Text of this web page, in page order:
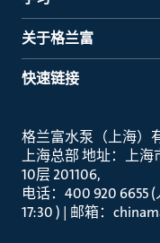
关于格兰富
快速链接
格兰富水泵（上海）
上海总部 地址：上
10层 201106
电话：400 920 6655
17:30 ) | 邮箱：